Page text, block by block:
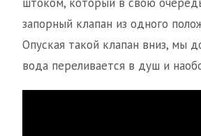
запорный клапан из одного
Опуская такой клапан вниз, мы
вода переливается в душ и